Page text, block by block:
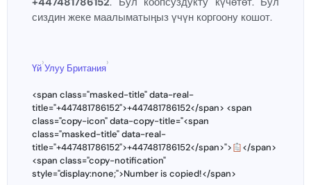
сиздин жеке маалыматыңыз үчүн коргоону кошот.
Үй
›
Улуу Британия
›
<span class="masked-title" data-real-
title="+447481786152">+447481786152</span> <span
class="copy-icon" data-copy-title="<span
class="masked-title" data-real-
title="+447481786152">+447481786152</span>">
</span>
<span class="copy-notification"
style="display:none;">Number is copied!</span>